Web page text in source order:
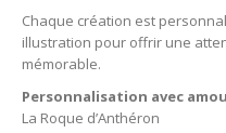
Chaque création est
illustration pour offrir une
mémorable.
Personnalisation avec
La Roque d’Anthéron